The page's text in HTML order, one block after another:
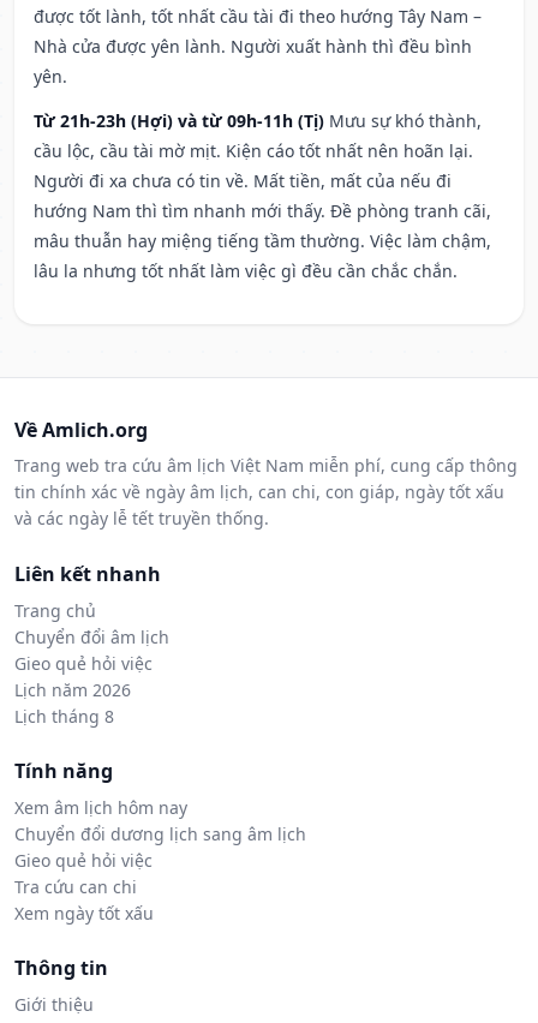
được tốt lành, tốt nhất cầu tài đi theo hướng Tây Nam –
Nhà cửa được yên lành. Người xuất hành thì đều bình
yên.
Từ 21h-23h (Hợi) và từ 09h-11h (Tị) Mưu sự khó thành,
cầu lộc, cầu tài mờ mịt. Kiện cáo tốt nhất nên hoãn lại.
Người đi xa chưa có tin về. Mất tiền, mất của nếu đi
hướng Nam thì tìm nhanh mới thấy. Đề phòng tranh cãi,
mâu thuẫn hay miệng tiếng tầm thường. Việc làm chậm,
lâu la nhưng tốt nhất làm việc gì đều cần chắc chắn.
Về Amlich.org
Trang web tra cứu âm lịch Việt Nam miễn phí, cung cấp thông
tin chính xác về ngày âm lịch, can chi, con giáp, ngày tốt xấu
và các ngày lễ tết truyền thống.
Liên kết nhanh
Trang chủ
Chuyển đổi âm lịch
Gieo quẻ hỏi việc
Lịch năm 2026
Lịch tháng 8
Tính năng
Xem âm lịch hôm nay
Chuyển đổi dương lịch sang âm lịch
Gieo quẻ hỏi việc
Tra cứu can chi
Xem ngày tốt xấu
Thông tin
Giới thiệu